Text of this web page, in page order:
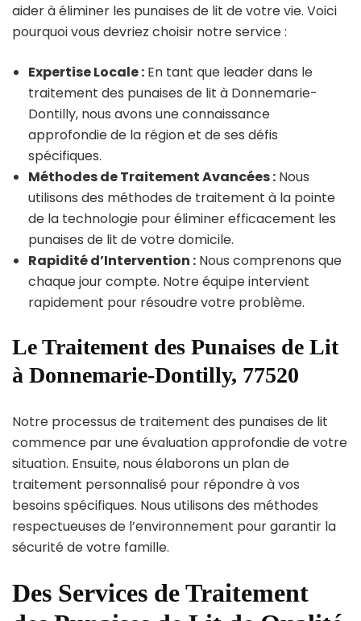
aider à éliminer les punaises de lit de votre vie. Voici
pourquoi vous devriez choisir notre service :
Expertise Locale : En tant que leader dans le
traitement des punaises de lit à Donnemarie-
Dontilly, nous avons une connaissance
approfondie de la région et de ses défis
spécifiques.
Méthodes de Traitement Avancées : Nous
utilisons des méthodes de traitement à la pointe
de la technologie pour éliminer efficacement les
punaises de lit de votre domicile.
Rapidité d’Intervention : Nous comprenons que
chaque jour compte. Notre équipe intervient
rapidement pour résoudre votre problème.
Le Traitement des Punaises de Lit
à Donnemarie-Dontilly, 77520
Notre processus de traitement des punaises de lit
commence par une évaluation approfondie de votre
situation. Ensuite, nous élaborons un plan de
traitement personnalisé pour répondre à vos
besoins spécifiques. Nous utilisons des méthodes
respectueuses de l’environnement pour garantir la
sécurité de votre famille.
Des Services de Traitement